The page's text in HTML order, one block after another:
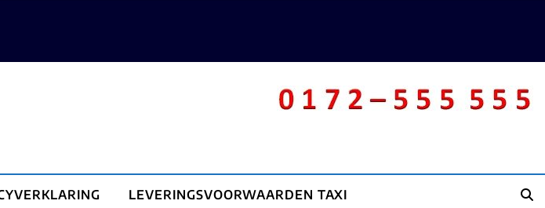
LEVERINGSVOORWAARDEN TAXI